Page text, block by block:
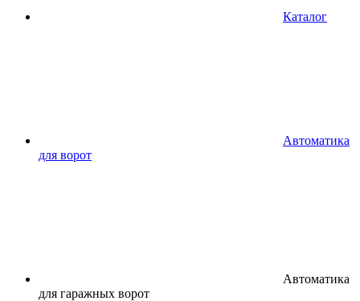
Каталог
Автоматика
для ворот
Автоматика
для гаражных ворот